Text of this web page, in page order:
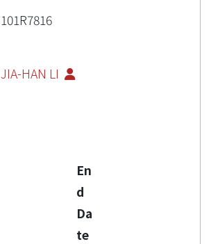
101R7816
JIA-HAN LI
En
d
Da
te